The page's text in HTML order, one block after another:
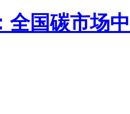
全国碳市场